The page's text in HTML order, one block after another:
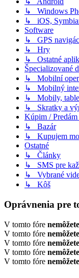
↳ Windows
↳ iOS,
Software
↳ GPS
↳ Hry
↳ Ostatné
Špecializované
↳ Mobilní
↳ Mobilný
↳ Mobily,
↳ Skratky a
Kúpim /
↳ Bazár
↳ Kupujem
Ostatné
↳ Články
↳ SMS pre
↳ Vybrané
↳ Kôš
Oprávnenia pre
V tomto fóre nemôžete
V tomto fóre nemôžete
V tomto fóre nemôžete
V tomto fóre nemôžete
V tomto fóre nemôžete